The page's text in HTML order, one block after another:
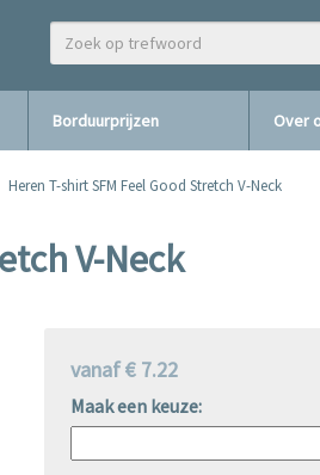
Borduurprijzen Over
Heren T-shirt SFM Feel Good Stretch V-Neck
V-Neck
vanaf € 7.22
Maak een keuze: